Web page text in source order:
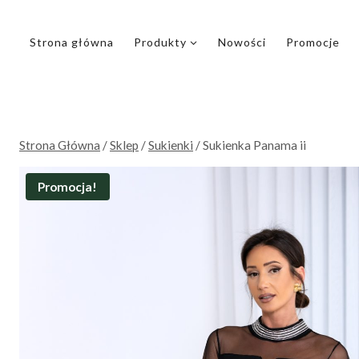
Strona główna Produkty Nowości Promocje
Strona Główna /Sklep /Sukienki /Sukienka Panama ii
Promocja!